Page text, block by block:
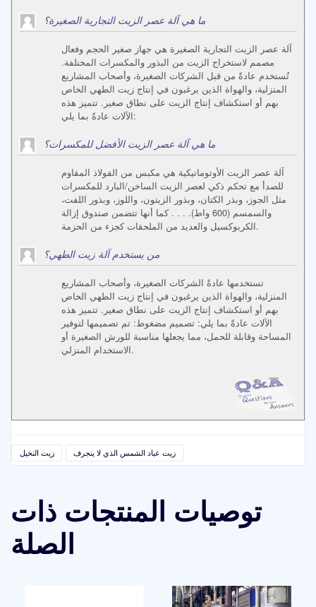
ما هي آلة عصر الزيت التجارية الصغيرة؟
آلة عصر الزيت التجارية الصغيرة هي جهاز صغير الحجم وفعال
مصمم لاستخراج الزيت من البذور والمكسرات المختلفة.
تُستخدم عادةً من قبل الشركات الصغيرة، وأصحاب المشاريع
المنزلية، والهواة الذين يرغبون في إنتاج زيت الطهي الخاص
بهم أو استكشاف إنتاج الزيت على نطاق صغير. تتميز هذه
الآلات عادةً بما يلي:
ما هي آلة عصر الزيت الأفضل للمكسرات؟
آلة عصر الزيت الأوتوماتيكية هي مكبس من الفولاذ المقاوم
للصدأ مع تحكم ذكي لعصر الزيت الساخن/البارد للمكسرات
مثل الجوز، وبذر الكتان، وبذور الزيتون، واللوز، وبذور اللفت،
والسمسم (600 واط). . . . كما أنها تتضمن صندوق إزالة
الكربوكسيل والعديد من الملحقات كجزء من الحزمة.
من يستخدم آلة زيت الطهي؟
تستخدمها عادةً الشركات الصغيرة، وأصحاب المشاريع
المنزلية، والهواة الذين يرغبون في إنتاج زيت الطهي الخاص
بهم أو استكشاف إنتاج الزيت على نطاق صغير. تتميز هذه
الآلات عادةً بما يلي: تصميم مضغوط: تم تصميمها لتوفير
المساحة وقابلة للحمل، مما يجعلها مناسبة للورش الصغيرة أو
الاستخدام المنزلي.
زيت النخيل زيت عباد الشمس الذي لا ينجرف
توصيات المنتجات ذات
الصلة